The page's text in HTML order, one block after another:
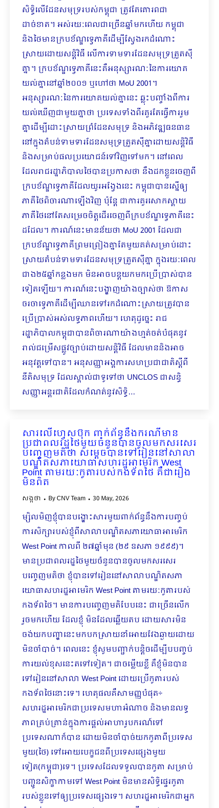
សិទ្ធិលើដែនសមុទ្ររបស់កម្ពុជា ត្រូវតែគោរពជា
ដាច់ខាត។ អស់រយៈពេលជាច្រើនឆ្នាំមកហើយ កម្ពុជា
និងថៃមានក្របខ័ណ្ឌទ្វេភាគីដើម្បីស្វែងរកដំណោះ
ស្រាយដោយសន្តិវិធី លើការទាមទារដែនសមុទ្រត្រួតស៊ី
គ្នា។ ក្របខ័ណ្ឌទ្វេភាគីនេះគឺអនុស្សារណៈនៃការយោគ
យល់គ្នានៅឆ្នាំ២០០១ ឬហៅថា MoU 2001។
អនុស្សារណៈនៃការយោគយល់គ្នានេះ ឆ្លុះបញ្ចាំងពីការ
យល់ឃើញជាមួយគ្នាថា ប្រទេសទាំងពីរគួរតែធ្វើការរួម
គ្នាដើម្បីដោះស្រាយព្រំដែនសមុទ្រ និងអភិវឌ្ឍធនធាន
នៅក្នុងតំបន់ទាមទារដែនសមុទ្រត្រួតស៊ីគ្នាដោយសន្តិវិធី
និងសម្រាប់ផលប្រយោជន៍ទៅវិញទៅមក។ នៅពេល
ដែលរាជរដ្ឋាភិបាលថៃបានប្រកាសថា នឹងដកខ្លួនចេញពី
ក្របខ័ណ្ឌទ្វេភាគីដែលយូរអង្វែងនេះ កម្ពុជាបានស្នើឲ្យ
ភាគីថៃពិចារណាឡើងវិញ ប៉ុន្តែ ជាការគួរសោកស្ដាយ
ភាគីថៃនៅតែសម្រេចចិត្តដើរចេញពីក្របខ័ណ្ឌទ្វេភាគីនេះ
ដដែល។ ការណ៍នេះមានន័យថា MoU 2001 ដែលជា
ក្របខ័ណ្ឌទ្វេភាគីព្រមព្រៀងគ្នាតែមួយគត់សម្រាប់ដោះ
ស្រាយតំបន់ទាមទារដែនសមុទ្រត្រួតស៊ីគ្នា ក្នុងរយៈពេល
ជាង២៥ឆ្នាំកន្លងមក មិនអាចបន្តយកមកប្រើប្រាស់បាន
ទៀតឡើយ។ ការណ៍នេះបង្ហាញយ៉ាងច្បាស់ថា ឱកាស
ចរចាទ្វេភាគីដើម្បីឈានទៅរកដំណោះស្រាយត្រូវបាន
ប្រើប្រាស់អស់លទ្ធភាពហើយ។ ហេតុដូច្នេះ រាជ
រដ្ឋាភិបាលកម្ពុជាបានពិចារណាយ៉ាងហ្មត់ចត់បំផុតនូវ
រាល់ជម្រើសផ្លូវច្បាប់ដោយសន្តិវិធី ដែលមាននិងអាច
អនុវត្តទៅបាន។ អនុសញ្ញាអង្គការសហប្រជាជាតិស្ដីពី
នីតិសមុទ្រ ដែលស្គាល់ជាទូទៅថា UNCLOS ជាសន្ធិ
សញ្ញាអន្តរជាតិដែលកំណត់នូវសិទ្ធិ…
សារលើហ្វេសប៊ុក ពាក់ព័ន្ធនឹងករណីមាន
ប្រជាពលរដ្ឋថៃមួយចំនួនបានចូលមកសរសេរ
បញ្ចេញមតិថា សម្ដេចបានទៅរៀននៅសាលា
បណ្ឌិតសភាយោធាសហរដ្ឋអាមេរិក West
Point តាមរយៈកូតារបស់កងទ័ពថៃ គឺជារឿង
មិនពិត
សង្កថា ByCNV Team 30 May, 2026
ម្សិលមិញខ្ញុំបានបង្ហោះសារមួយពាក់ព័ន្ធនឹងការបញ្ចប់
ការសិក្សារបស់ខ្ញុំពីសាលាបណ្ឌិតសភាយោធាអាមេរិក
West Point កាលពី ២៧ឆ្នាំមុន (២៩ ឧសភា ១៩៩៩)។
មានប្រជាពលរដ្ឋថៃមួយចំនួនបានចូលមកសរសេរ
បញ្ចេញមតិថា ខ្ញុំបានទៅរៀននៅសាលាបណ្ឌិតសភា
យោធាសហរដ្ឋអាមេរិក West Point តាមរយៈកូតារបស់
កងទ័ពថៃ។ មានការបញ្ចេញមតិបែបនេះ ជាច្រើនលើក
រួចមកហើយ ដែលខ្ញុំ មិនដែលឆ្លើយតប ដោយសារមិន
ចង់យកបញ្ហានេះមកបកស្រាយនាំអោយវែងឆ្ងាយដោយ
មិនចាំបាច់។ ពេលនេះ ខ្ញុំសូមបញ្ជាក់បន្តិចដើម្បីបបញ្ចប់
ការយល់ខុសនេះតទៅទៀត។ ជាចម្លើយខ្លី គឺខ្ញុំមិនបាន
ទៅរៀននៅសាលា West Point ដោយប្រើកូតារបស់
កងទ័ពថៃនោះទេ។ ហេតុផលគឺសាមញ្ញបំផុត÷
សហរដ្ឋអាមេរិកជាប្រទេសមហាអំណាច និងមានលទ្ធ
ភាពគ្រប់គ្រាន់ក្នុងការផ្តល់អាហារូបករណ៍ទៅ
ប្រទេសណាក៏បាន ដោយមិនចាំបាច់យកកូតាពីប្រទេស
មួយ(ថៃ) ទៅអោយបេក្ខជនពីប្រទេសផ្សេងមួយ
ទៀត(កម្ពុជា)ទេ។ ប្រទេសដែលទទួលបានកូតា សម្រាប់
បញ្ជូនសិក្ខាកាមទៅ West Point មិនមានសិទ្ធិផ្ទេរកូតា
របស់ខ្លួនទៅឲ្យប្រទេសផ្សេងទេ។ សហរដ្ឋអាមេរិកជាអ្នក